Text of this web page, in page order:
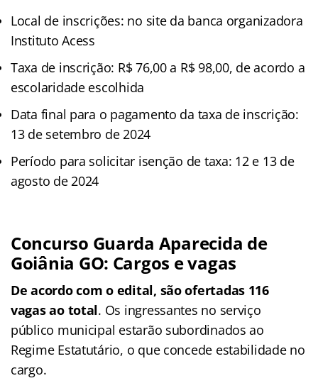
Local de inscrições: no site da banca organizadora
Instituto Acess
Taxa de inscrição: R$ 76,00 a R$ 98,00, de acordo a
escolaridade escolhida
Data final para o pagamento da taxa de inscrição:
13 de setembro de 2024
Período para solicitar isenção de taxa: 12 e 13 de
agosto de 2024
Concurso Guarda Aparecida de
Goiânia GO: Cargos e vagas
De acordo com o edital, são ofertadas 116
vagas ao total. Os ingressantes no serviço
público municipal estarão subordinados ao
Regime Estatutário, o que concede estabilidade no
cargo.